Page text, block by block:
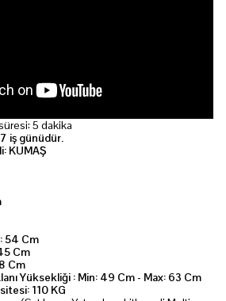
5 dakika
iş günüdür.
KUMAŞ
54 Cm
Cm
Cm
Yüksekliği : Min: 49 Cm - Max: 63 Cm
110 KG